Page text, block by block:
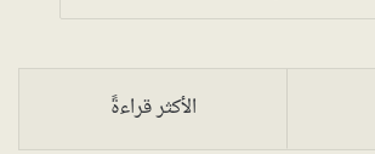
الأكثر قراءةً